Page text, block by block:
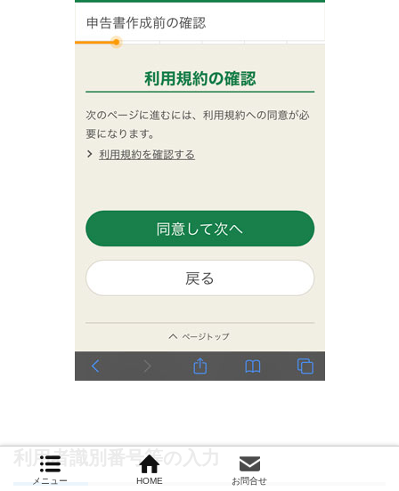
利用者識別番号等の入力
メニュー HOME お問合せ